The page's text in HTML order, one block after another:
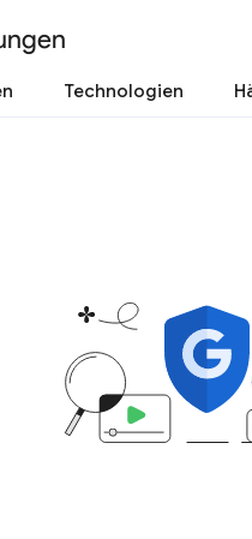
Technologien